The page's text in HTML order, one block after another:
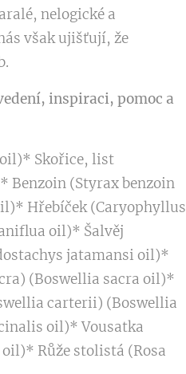
nelogické a
však ujišťují, že
inspiraci, pomoc a
Skořice, list
(Styrax benzoin
Hřebíček (Caryophyllus
oil)* Šalvěj
jatamansi oil)*
(Boswellia sacra oil)*
carterii) (Boswellia
oil)* Vousatka
Růže stolistá (Rosa